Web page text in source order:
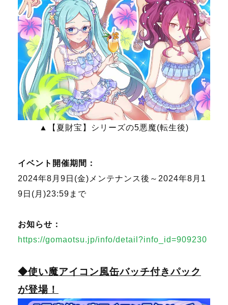
▲【夏財宝】シリーズの5悪魔(転生後)
イベント開催期間：
2024年8月9日(金)メンテナンス後～2024年8月1
9日(月)23:59まで
お知らせ：
https://gomaotsu.jp/info/detail?info_id=909230
◆使い魔アイコン風缶バッチ付きパック
が登場！